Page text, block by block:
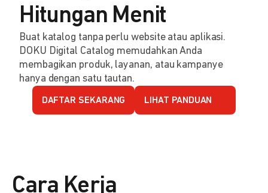
Hitungan Menit
Buat katalog tanpa perlu website atau aplikasi.
DOKU Digital Catalog memudahkan Anda
membagikan produk, layanan, atau kampanye
hanya dengan satu tautan.
DAFTAR SEKARANG LIHAT PANDUAN
Cara Kerja